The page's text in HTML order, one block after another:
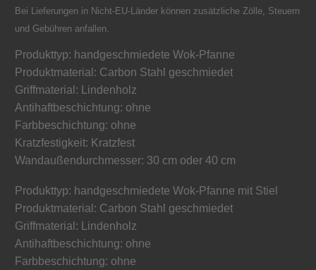
Bei Lieferungen in Nicht-EU-Länder können zusätzliche Zölle, Steuern
und Gebühren anfallen.
Produkttyp: handgeschmiedete Wok-Pfanne
Produktmaterial: Carbon Stahl geschmiedet
Griffmaterial: Lindenholz
Antihaftbeschichtung: ohne
Farbbeschichtung: ohne
Kratzfestigkeit: Kratzfest
Wandaußendurchmesser: 30 cm oder 40 cm
Produkttyp: handgeschmiedete Wok-Pfanne mit Stiel
Produktmaterial: Carbon Stahl geschmiedet
Griffmaterial: Lindenholz
Antihaftbeschichtung: ohne
Farbbeschichtung: ohne